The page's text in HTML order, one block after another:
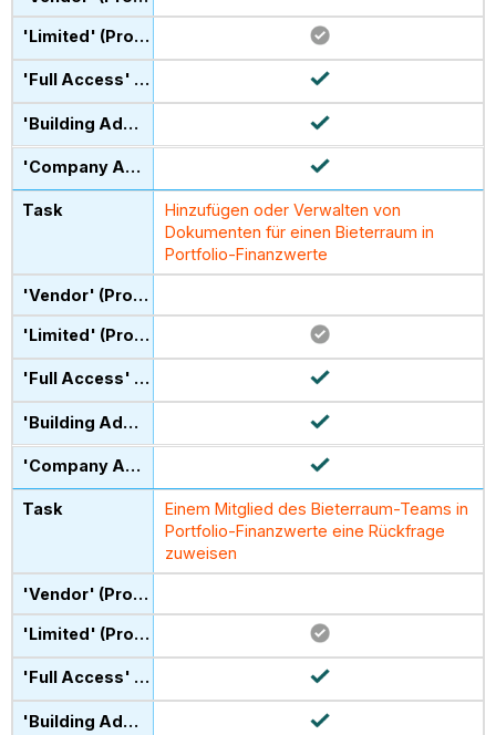
Hinzufügen oder Verwalten von
Dokumenten für einen Bieterraum in
Portfolio-Finanzwerte
Einem Mitglied des Bieterraum-Teams in
Portfolio-Finanzwerte eine Rückfrage
zuweisen